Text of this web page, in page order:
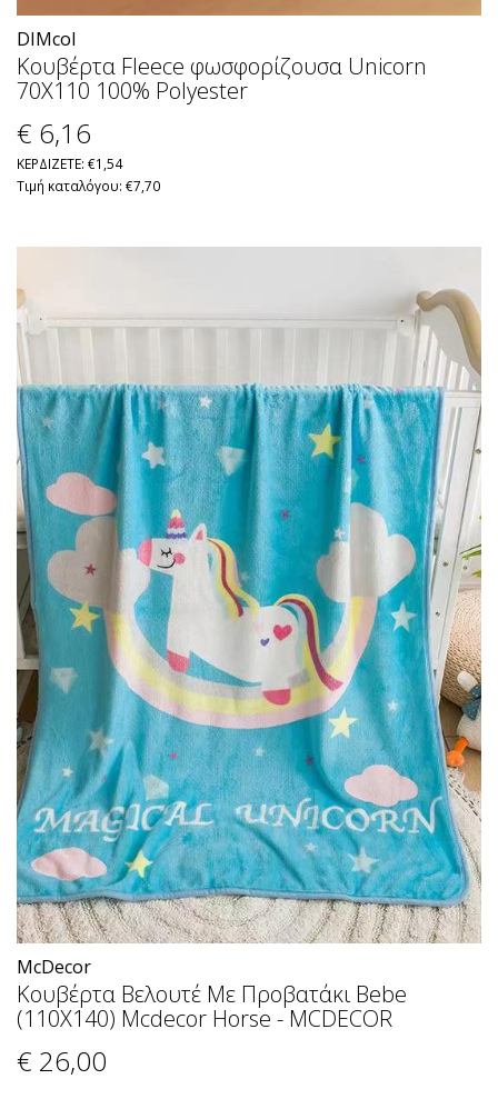
DIMcol
Κουβέρτα Fleece φωσφορίζουσα Unicorn
70X110 100% Polyester
€ 6,16
ΚΕΡΔΙΖΕΤΕ: €1,54
Τιμή καταλόγου: €7,70
McDecor
Κουβέρτα Βελουτέ Με Προβατάκι Bebe
(110X140) Mcdecor Horse - MCDECOR
€ 26,00